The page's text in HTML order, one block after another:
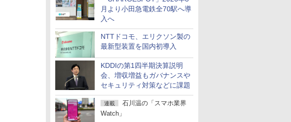
月より小田急電鉄全70駅へ導
入へ
NTTドコモ、エリクソン製の
最新型装置を国内初導入
KDDIの第1四半期決算説明
会、増収増益もガバナンスや
セキュリティ対策などに課題
連載
石川温の「スマホ業界
Watch」